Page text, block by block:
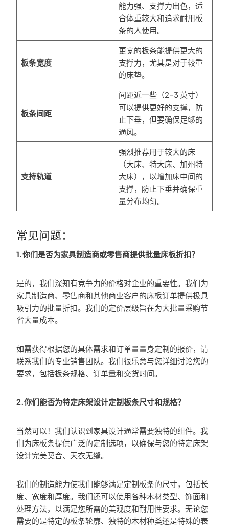
能力强、支撑力出色，适
合体重较大和追求耐用板
条的人使用。
板条宽度
更宽的板条能提供更大的
支撑力，尤其是对于较重
的床垫。
板条间距
间距近一些（2-3 英寸）
可以提供更好的支撑，防
止下垂，但要确保足够的
通风。
支持轨道
强烈推荐用于较大的床
（大床、特大床、加州特
大床），以增加床中间的
支撑，防止下垂并确保重
量分布均匀。
常见问题：
1.你们是否为家具制造商或零售商提供批量床板折扣？
是的，我们深知有竞争力的价格对企业的重要性。我们为
家具制造商、零售商和其他商业客户的床板订单提供极具
吸引力的批量折扣。我们的定价层级旨在为大批量采购节
省大量成本。
如需获得根据您的具体需求和订单量量身定制的报价，请
联系我们的专业销售团队。我们很乐意与您详细讨论您的
要求，包括板条规格、订单量和交货时间。
2.你们能否为特定床架设计定制板条尺寸和规格？
当然可以！我们认识到家具设计通常需要独特的组件。我
们为床板条提供广泛的定制选项，以确保与您的特定床架
设计完美契合、天衣无缝。
我们的制造能力使我们能够满足定制板条的尺寸，包括长
度、宽度和厚度。我们还可以使用各种木材类型、饰面和
处理方法，以满足您所需的美观度和耐用性要求。无论您
需要的是特定的板条轮廓、独特的木材种类还是特殊的表